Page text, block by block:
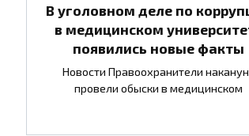
В уголовном деле по
в медицинском
появились новые факты
Новости Правоохранители
провели обыски в медицинском